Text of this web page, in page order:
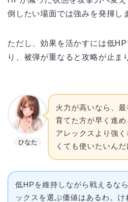
倒したい場面では強みを発揮し
ただし、効果を活かすには低
り、被弾が重なると攻略が止ま
ひなた
火力が高いなら、
育てた方が早く進め
アレックスより強
くても使いたいんだ
低HPを維持しながら戦えるな
ックスを選ぶ価値はあるわ。け